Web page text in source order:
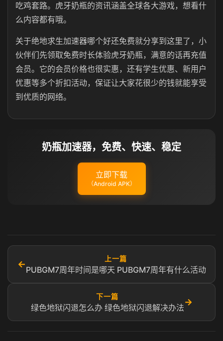
吃鸡套路。虎牙奶瓶的资讯涵盖全球各大游戏，想看什
么内容都有哦。
关于绝地求生加速器哪个好还免费就分享到这里了，小
伙伴们先领取免费时长体验虎牙奶瓶，满意的话再充值
会员。它的会员价格也很实惠，还有学生优惠、新用户
优惠等多个折扣活动，保证让大家花很少的钱就能享受
到优质的网络。
奶瓶加速器，免费、快速、稳定
立即下载
（Android APK）
←
上一篇
PUBGM7周年时间是哪天 PUBGM7周年有什么活动
下一篇
绿色地狱闪退怎么办 绿色地狱闪退解决办法
→